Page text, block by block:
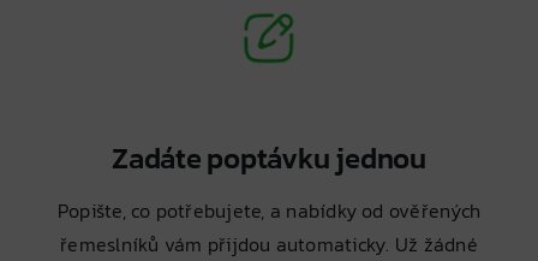
Zadáte poptávku jednou
Popište, co potřebujete, a nabídky od ověřených
řemeslníků vám přijdou automaticky. Už žádné